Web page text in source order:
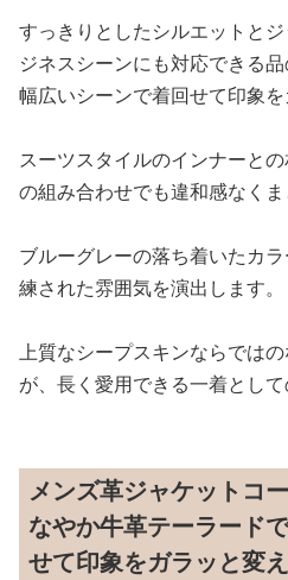
すっきりとしたシルエットと
ジネスシーンにも対応できる
幅広いシーンで着回せて印象を
スーツスタイルのインナーと
の組み合わせでも違和感なくま
ブルーグレーの落ち着いたカ
練された雰囲気を演出します。
上質なシープスキンならでは
が、長く愛用できる一着として
メンズ革ジャケットコ
なやか牛革テーラード
せて印象をガラッと変